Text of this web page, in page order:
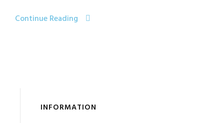
Continue Reading
INFORMATION